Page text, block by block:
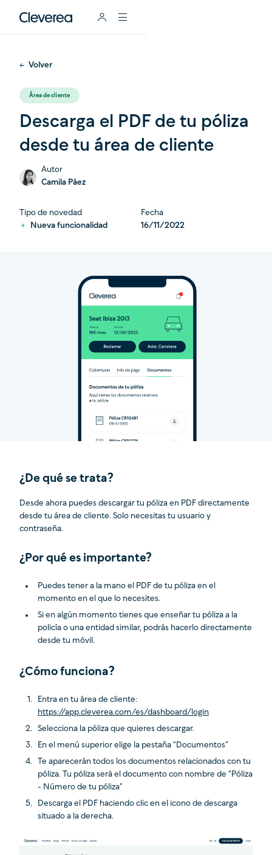
Volver
Área de cliente
Descarga el PDF de tu póliza
desde tu área de cliente
Autor
Camila Páez
Tipo de novedad
Nueva funcionalidad
Fecha
16/11/2022
¿De qué se trata?
Desde ahora puedes descargar tu póliza en PDF directamente
desde tu área de cliente. Solo necesitas tu usuario y
contraseña.
¿Por qué es importante?
Puedes tener a la mano el PDF de tu póliza en el
momento en el que lo necesites.
Si en algún momento tienes que enseñar tu póliza a la
policía o una entidad similar, podrás hacerlo directamente
desde tu móvil.
¿Cómo funciona?
Entra en tu área de cliente:
https://app.cleverea.com/es/dashboard/login
Selecciona la póliza que quieres descargar.
En el menú superior elige la pestaña “Documentos”
Te aparecerán todos los documentos relacionados con tu
póliza. Tu póliza será el documento con nombre de “Póliza
- Número de tu póliza”
Descarga el PDF haciendo clic en el icono de descarga
situado a la derecha.